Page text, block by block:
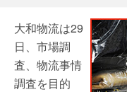
大和物流は29
日、市場調
査、物流事情
調査を目的